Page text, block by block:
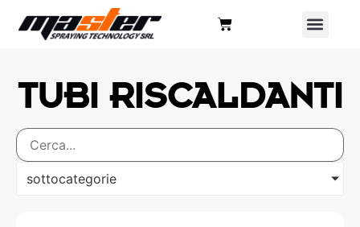
TUBI RISCALDANTI
sottocategorie